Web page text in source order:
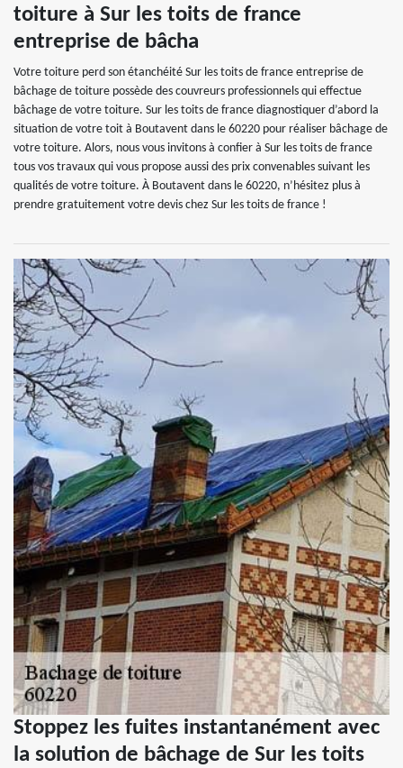
toiture à Sur les toits de france
entreprise de bâcha
Votre toiture perd son étanchéité Sur les toits de france entreprise de
bâchage de toiture possède des couvreurs professionnels qui effectue
bâchage de votre toiture. Sur les toits de france diagnostiquer d’abord la
situation de votre toit à Boutavent dans le 60220 pour réaliser bâchage de
votre toiture. Alors, nous vous invitons à confier à Sur les toits de france
tous vos travaux qui vous propose aussi des prix convenables suivant les
qualités de votre toiture. À Boutavent dans le 60220, n’hésitez plus à
prendre gratuitement votre devis chez Sur les toits de france !
Stoppez les fuites instantanément avec
la solution de bâchage de Sur les toits